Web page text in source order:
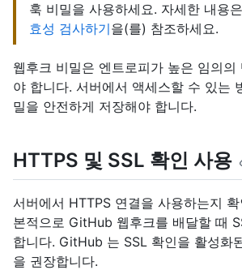
훅 비밀을 사용하세요. 자세한 내용은
효성 검사하기을(를) 참조하세요.
웹후크 비밀은 엔트로피가 높은 임의의
야 합니다. 서버에서 액세스할 수 있는
밀을 안전하게 저장해야 합니다.
HTTPS 및 SSL 확인 사용
서버에서 HTTPS 연결을 사용하는지
본적으로 GitHub 웹후크를 배달할 때
합니다. GitHub 는 SSL 확인을 활성화
을 권장합니다.